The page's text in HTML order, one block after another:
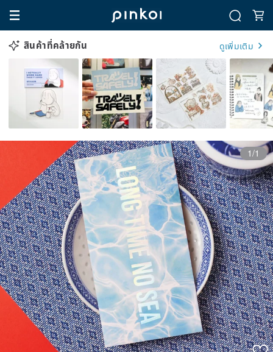
สินค้าที่คล้ายกัน ดูเพิ่มเติม
1/1